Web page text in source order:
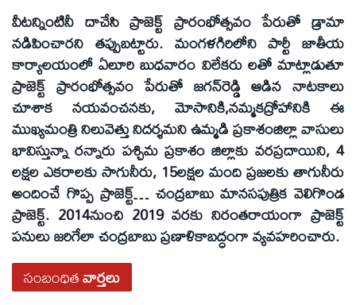
వీటన్నింటినీ దాచేసి ప్రాజెక్ట్‌ ప్రారంభోత్సవం పేరుతో డ్రామా
నడిపించారని తప్పుబట్టారు. మంగళగిరిలోని పార్టీ జాతీయ
కార్యాలయంలో ఏలూరి బుధవారం విలేకరు లతో మాట్లాడుతూ
ప్రాజెక్ట్‌ ప్రారంభోత్సవం పేరుతో జగన్‌రెడ్డి ఆడిన నాటకాలు
చూశాక నయవంచనకు, మోసానికి,నమ్మకద్రోహానికి ఈ
ముఖ్యమంత్రి నిలువెత్తు నిదర్శమని ఉమ్మడి ప్రకాశంజిల్లా వాసులు
భావిస్తున్నా రన్నారు పశ్చిమ ప్రకాశం జిల్లాకు వరప్రదాయిని, 4
లక్షల ఎకరాలకు సాగునీరు, 15లక్షల మంది ప్రజలకు తాగునీరు
అందించే గొప్ప ప్రాజెక్ట్‌… చంద్రబాబు మానసపుత్రిక వెలిగొండ
ప్రాజెక్ట్‌. 2014నుంచి 2019 వరకు నిరంతరాయంగా ప్రాజెక్ట్‌
పనులు జరిగేలా చంద్రబాబు ప్రణాళికాబద్ధంగా వ్యవహరించారు.
సంబంధితవార్తలు